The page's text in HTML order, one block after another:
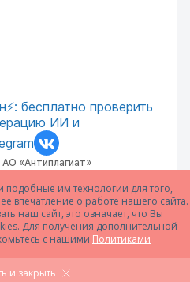
подобные им технологии для того,
впечатление о работе нашего сайта.
наш сайт, это означает, что Вы
Для получения дополнительной
с нашими Политиками
и закрыть
«Антиплагиат»